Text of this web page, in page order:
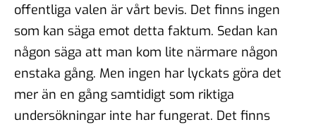
offentliga valen är vårt bevis. Det finns ingen
som kan säga emot detta faktum. Sedan kan
någon säga att man kom lite närmare någon
enstaka gång. Men ingen har lyckats göra det
mer än en gång samtidigt som riktiga
undersökningar inte har fungerat. Det finns